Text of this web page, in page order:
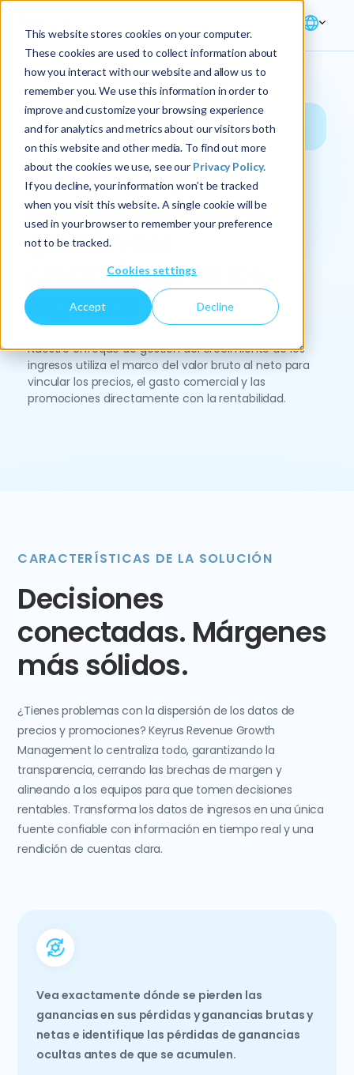
This website stores cookies on your computer.
These cookies are used to collect information about
how you interact with our website and allow us to
remember you. We use this information in order to
improve and customize your browsing experience
and for analytics and metrics about our visitors both
on this website and other media. To find out more
about the cookies we use, see our Privacy Policy.
If you decline, your information won’t be tracked
when you visit this website. A single cookie will be
used in your browser to remember your preference
not to be tracked.
Cookies settings
Accept Decline
Solución → Gestión del crecimiento de los
ingresos
Maximice la
rentabilidad con la
gestión del
crecimiento de los
ingresos
Nuestro enfoque de gestión del crecimiento de los
ingresos utiliza el marco del valor bruto al neto para
vincular los precios, el gasto comercial y las
promociones directamente con la rentabilidad.
CARACTERÍSTICAS DE LA SOLUCIÓN
Decisiones
conectadas. Márgenes
más sólidos.
¿Tienes problemas con la dispersión de los datos de
precios y promociones? Keyrus Revenue Growth
Management lo centraliza todo, garantizando la
transparencia, cerrando las brechas de margen y
alineando a los equipos para que tomen decisiones
rentables. Transforma los datos de ingresos en una única
fuente confiable con información en tiempo real y una
rendición de cuentas clara.
Vea exactamente dónde se pierden las
ganancias en sus pérdidas y ganancias brutas y
netas e identifique las pérdidas de ganancias
ocultas antes de que se acumulen.